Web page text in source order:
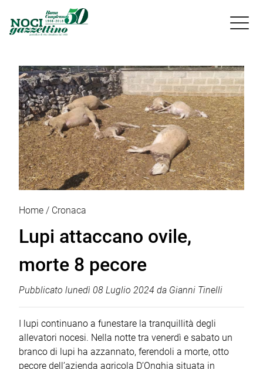

Home Cronaca
Lupi attaccano ovile,
morte 8 pecore
Pubblicato lunedì 08 Luglio 2024 da Gianni Tinelli
I lupi continuano a funestare la tranquillità degli
allevatori nocesi. Nella notte tra venerdì e sabato un
branco di lupi ha azzannato, ferendoli a morte, otto
pecore dell’azienda agricola D’Onghia situata in